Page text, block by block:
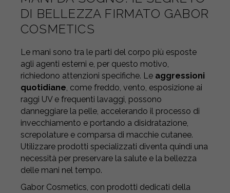
DI BELLEZZA FIRMATO GABOR
COSMETICS
Le mani sono tra le parti del corpo più esposte
agli agenti esterni e, per questo motivo,
richiedono attenzioni specifiche. Le aggressioni
quotidiane, come freddo, vento, esposizione ai
raggi UV e frequenti lavaggi, possono
danneggiare la pelle, accelerando il processo di
invecchiamento e portando a disidratazione,
screpolature e comparsa di macchie cutanee.
Utilizzare prodotti specializzati diventa quindi una
necessità per preservare la salute e la bellezza
delle mani nel tempo.
Gabor Cosmetics, con prodotti dedicati della